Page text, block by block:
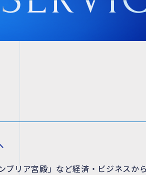
リア宮殿」など経済・ビジネスか